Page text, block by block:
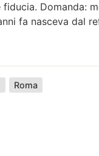
fiducia. Domanda:
fa nasceva dal
Roma